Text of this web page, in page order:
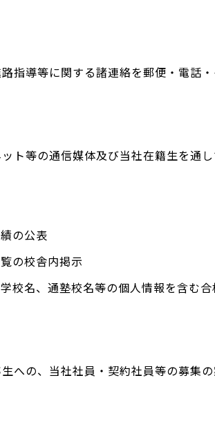
指導等に関する諸連絡を郵便・電話
ト等の通信媒体及び当社在籍生を通
の公表
の校舎内掲示
名、通塾校名等の個人情報を含む
への、当社社員・契約社員等の募集